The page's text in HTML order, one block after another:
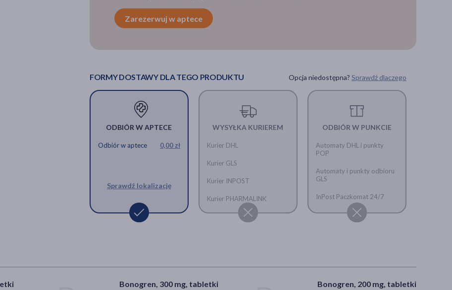
Zarezerwuj w aptece
FORMY DOSTAWY DLA TEGO PRODUKTU Opcja niedostępna? Sprawdź dlaczego
ODBIÓR W APTECE
Odbiór w aptece 0,00 zł
Sprawdź lokalizację
WYSYŁKA KURIEREM
Kurier DHL
Kurier GLS
Kurier INPOST
Kurier PHARMALINK
ODBIÓR W PUNKCIE
Automaty DHL i punkty
POP
Automaty i punkty odbioru
GLS
InPost Paczkomat 24/7
Bonogren, 300 mg, tabletki
Bonogren, 200 mg, tabletki